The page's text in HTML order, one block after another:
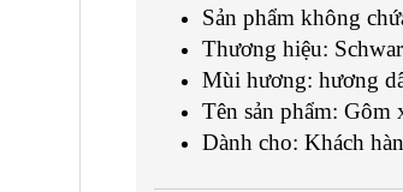
Sản phẩm không
Thương hiệu:
Mùi hương: hương
Tên sản phẩm: Gôm
Dành cho: Khách